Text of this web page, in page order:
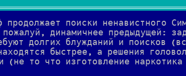
продолжает поиски ненавистного
динамичнее предыдущей:
долгих блужданий и поисков
быстрее, а решения
(не то что изготовление